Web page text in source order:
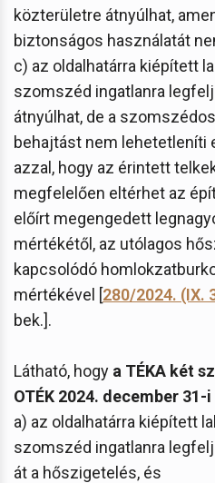
közterületre átnyúlhat,
biztonságos használatát
c) az oldalhatárra kiépített
szomszéd ingatlanra
átnyúlhat, de a
behajtást nem lehetetleníti
azzal, hogy az érintett
megfelelően eltérhet az
előírt megengedett
mértékétől, az utólagos
kapcsolódó
mértékével [280/2024. (IX.
bek.].
Látható, hogy a TÉKA két
OTÉK 2024. december
a) az oldalhatárra kiépített
szomszéd ingatlanra
át a hőszigetelés, és